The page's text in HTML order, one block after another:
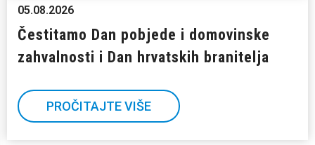
05.08.2026
Čestitamo Dan pobjede i domovinske
zahvalnosti i Dan hrvatskih branitelja
PROČITAJTE VIŠE